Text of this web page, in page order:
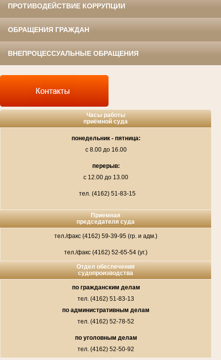
ПРОТИВОДЕЙСТВИЕ КОРРУПЦИИ
ОБРАЩЕНИЯ ГРАЖДАН
ВНЕПРОЦЕССУАЛЬНЫЕ ОБРАЩЕНИЯ
Часы работы
приёмной суда
понедельник - пятница:
с 8.00 до 16.00
перерыв:
с 12.00 до 13.00
тел. (4162) 51-83-15
Приемная
председателя суда
тел./факс (4162) 59-39-95 (гр. и адм.)
тел./факс (4162) 52-65-54 (уг.)
Отдел обеспечения
судопроизводства
по гражданским делам
тел. (4162) 51-83-13
по административным делам
тел. (4162) 52-78-52
по уголовным делам
тел. (4162) 52-50-92